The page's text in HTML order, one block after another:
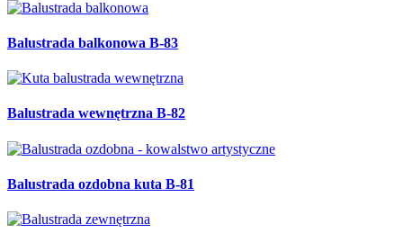
Balustrada balkonowa B-83
Balustrada wewnętrzna B-82
Balustrada ozdobna kuta B-81